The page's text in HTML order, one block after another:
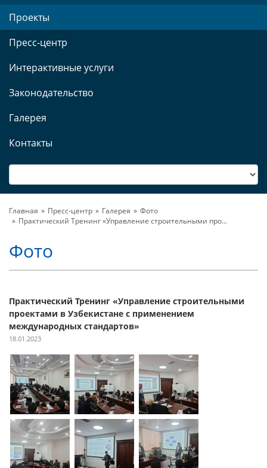
Проекты
Пресс-центр
Интерактивные услуги
Законодательство
Галерея
Контакты
Главная Пресс-центр Галерея
Фото
Практический Тренинг «Управление строительными про...
Фото
Практический Тренинг «Управление строительными
проектами в Узбекистане с применением
международных стандартов»
18.01.2023